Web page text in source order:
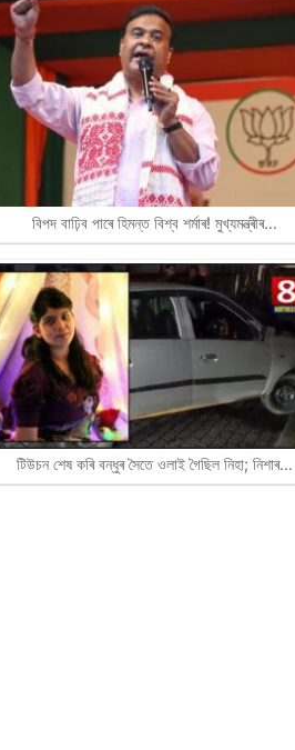
বিপদ বাঢ়িব পাৰে হিমন্ত বিশ্ব শৰ্মাৰ! মুখ্যমন্ত্ৰীৰ…
টিউচন শেষ কৰি বন্ধুৰ সৈতে ওলাই গৈছিল নিহা; নিশাৰ…